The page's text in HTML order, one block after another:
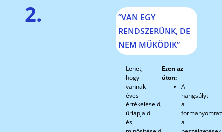
2.
“VAN EGY
RENDSZERÜNK, DE
NEM MŰKÖDIK”
Lehet,
hogy
vannak
éves
értékeléseid,
űrlapjaid
és
Ezen az
úton:
A
hangsúlyt
a
a